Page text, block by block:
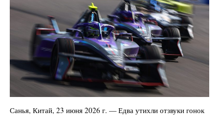
Санья, Китай, 23 июня 2026 г. — Едва утихли отзвуки гонок